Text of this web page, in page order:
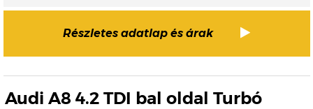
Részletes adatlap és árak
Audi A8 4.2 TDI bal oldal Turbó